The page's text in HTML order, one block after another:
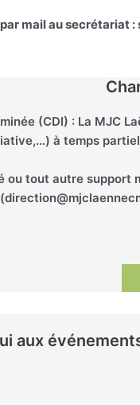
mail au
(CDI) : La MJC
à temps
ou tout autre
aux